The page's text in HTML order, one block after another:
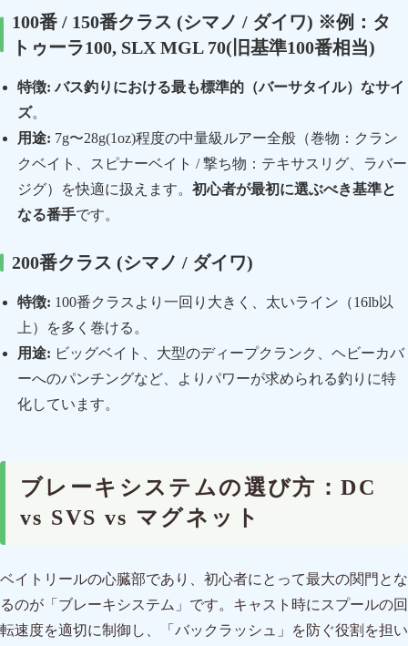
100番 / 150番クラス (シマノ / ダイワ) ※例：タ
トゥーラ100, SLX MGL 70(旧基準100番相当)
特徴: バス釣りにおける最も標準的（バーサタイル）なサイ
ズ。
用途: 7g〜28g(1oz)程度の中量級ルアー全般（巻物：クラン
クベイト、スピナーベイト / 撃ち物：テキサスリグ、ラバー
ジグ）を快適に扱えます。初心者が最初に選ぶべき基準と
なる番手です。
200番クラス (シマノ / ダイワ)
特徴: 100番クラスより一回り大きく、太いライン（16lb以
上）を多く巻ける。
用途: ビッグベイト、大型のディープクランク、ヘビーカバ
ーへのパンチングなど、よりパワーが求められる釣りに特
化しています。
ブレーキシステムの選び方：DC
vs SVS vs マグネット
ベイトリールの心臓部であり、初心者にとって最大の関門とな
るのが「ブレーキシステム」です。キャスト時にスプールの回
転速度を適切に制御し、「バックラッシュ」を防ぐ役割を担い